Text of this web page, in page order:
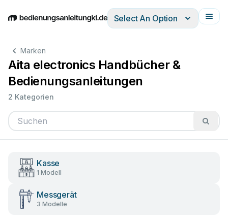
EnglishDeutschEspañolItalianoFrançais
Select An Option
Marken
Aita electronics Handbücher &
Bedienungsanleitungen
2 Kategorien
Kasse
1 Modell
Messgerät
3 Modelle